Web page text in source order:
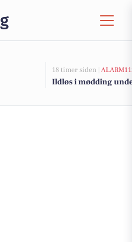
18 timer siden |
Ildløs i mødding